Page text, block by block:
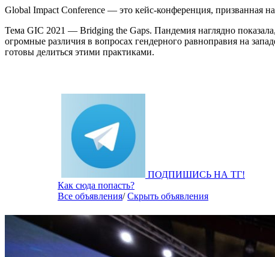
Global Impact Conference — это кейс-конференция, призванная
Тема GIC 2021 — Bridging the Gaps. Пандемия наглядно
огромные различия в вопросах гендерного равноправия на
готовы делиться этими практиками.
ПОДПИШИСЬ НА ТГ!
Как сюда попасть?
Все объявления/Скрыть объявления